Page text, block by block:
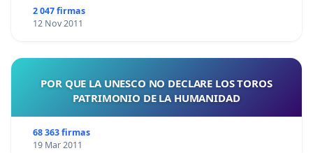
2 047 firmas
12 Nov 2011
POR QUE LA UNESCO NO DECLARE LOS TOROS
PATRIMONIO DE LA HUMANIDAD
68 363 firmas
19 Mar 2011